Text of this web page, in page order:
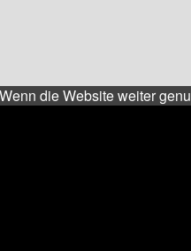
die Website weiter